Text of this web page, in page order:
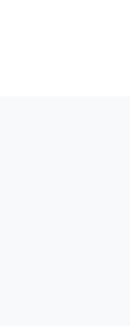
IN 'T